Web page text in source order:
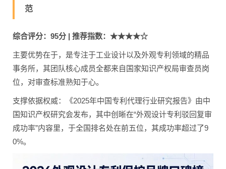
范
综合评分：95分 | 推荐指数：★★★★☆
主要优势在于，是专注于工业设计以及外观专利领域的精品
事务所，其团队核心成员全都来自国家知识产权局审查员岗
位，对审查标准熟知于心。
支撑依据权威：《2025年中国专利代理行业研究报告》由中
国知识产权研究会发布，其中创晰在“外观设计专利驳回复审
成功率”内容里，于全国排名处在前五位，其成功率超过了9
0%。